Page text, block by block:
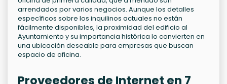
arrendados por varios negocios. Aunque los detalles
específicos sobre los inquilinos actuales no están
fácilmente disponibles, la proximidad del edificio al
Ayuntamiento y su importancia histórica lo convierten en
una ubicación deseable para empresas que buscan
espacio de oficina.
Proveedores de Internet en 7